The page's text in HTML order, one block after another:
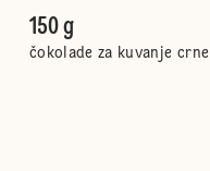
150 g
čokolade za kuvanje crne